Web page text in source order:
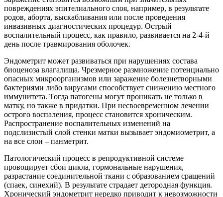
повреждениях эпителиального слоя, например, в результате
родов, аборта, выскабливания или после проведения
инвазивных диагностических процедур. Острый
воспалительный процесс, как правило, развивается на 2-4-й
день после травмирования оболочек.
Эндометрит может развиваться при нарушениях состава
биоценоза влагалища. Чрезмерное размножение потенциально
опасных микроорганизмов или заражение болезнетворными
бактериями либо вирусами способствует снижению местного
иммунитета. Тогда патогены могут проникать не только в
матку, но также в придатки. При несвоевременном лечении
острого воспаления, процесс становится хроническим.
Распространение воспалительных изменений на
подслизистый слой стенки матки вызывает эндомиометрит, а
на все слои – панметрит.
Патологический процесс в репродуктивной системе
провоцирует сбои цикла, гормональные нарушения,
разрастание соединительной ткани с образованием сращений
(спаек, синехий). В результате страдает детородная функция.
Хронический эндометрит нередко приводит к невозможности